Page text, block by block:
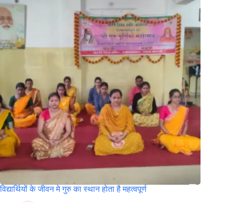
विद्यार्थियों के जीवन मे गुरु का स्थान होता है महत्वपूर्ण